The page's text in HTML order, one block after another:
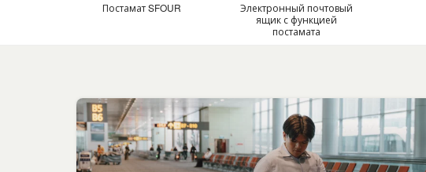
Постамат SFOUR
Электронный почтовый
ящик с функцией
постамата